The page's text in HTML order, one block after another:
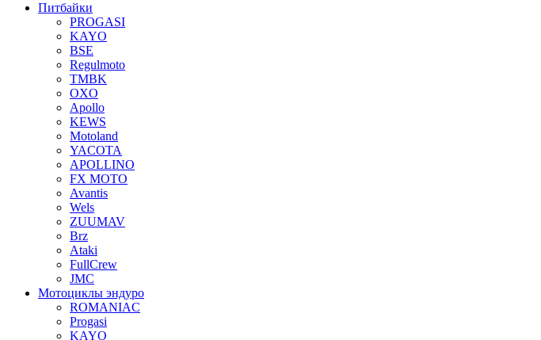
Питбайки
PROGASI
KAYO
BSE
Regulmoto
TMBK
OXO
Apollo
KEWS
Motoland
YACOTA
APOLLINO
FX MOTO
Avantis
Wels
ZUUMAV
Brz
Ataki
FullCrew
JMC
Мотоциклы эндуро
ROMANIAC
Progasi
KAYO